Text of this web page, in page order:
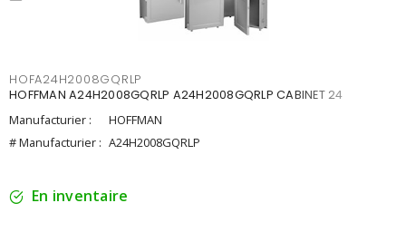
HOFA24H2008GQRLP
HOFFMAN A24H2008GQRLP A24H2008GQRLP CABINET 24
Manufacturier :
HOFFMAN
# Manufacturier : A24H2008GQRLP
En inventaire